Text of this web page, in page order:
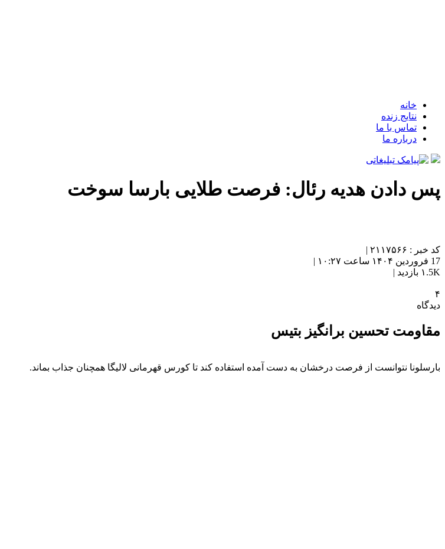
خانه
نتایج زنده
تماس با ما
درباره ما
پس دادن هدیه رئال: فرصت طلایی بارسا سوخت
کد خبر : ۲۱۱۷۵۶۶ |
17 فروردین ۱۴۰۴ ساعت ۱۰:۲۷ |
۱.5K بازدید |
۴
دیدگاه
مقاومت تحسین برانگیز بتیس
بارسلونا نتوانست از فرصت درخشان به دست آمده استفاده کند تا کورس قهرمانی لالیگا همچنان جذاب بماند.